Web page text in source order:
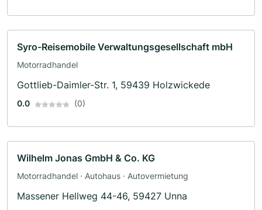
Syro-Reisemobile Verwaltungsgesellschaft mbH
Motorradhandel
Gottlieb-Daimler-Str. 1, 59439 Holzwickede
0.0 (0)
Wilhelm Jonas GmbH & Co. KG
Motorradhandel · Autohaus · Autovermietung
Massener Hellweg 44-46, 59427 Unna